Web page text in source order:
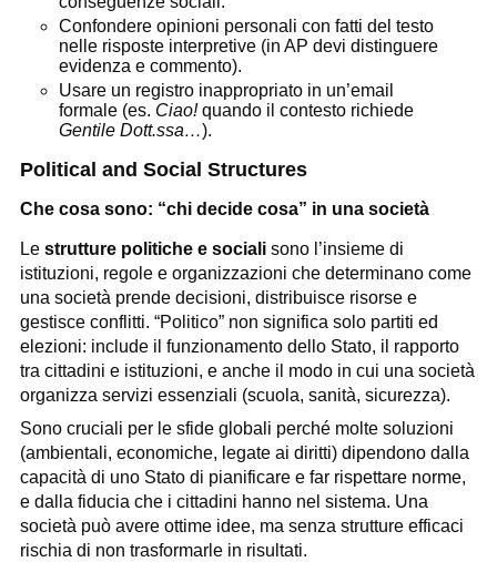
Confondere opinioni personali con fatti del testo
nelle risposte interpretive (in AP devi distinguere
evidenza e commento).
Usare un registro inappropriato in un’email
formale (es. Ciao!quando il contesto richiede
Gentile Dott.ssa…).
Political and Social Structures
Che cosa sono: “chi decide cosa” in una società
Le strutture politiche e socialisono l’insieme di
istituzioni, regole e organizzazioni che determinano come
una società prende decisioni, distribuisce risorse e
gestisce conflitti. “Politico” non significa solo partiti ed
elezioni: include il funzionamento dello Stato, il rapporto
tra cittadini e istituzioni, e anche il modo in cui una società
organizza servizi essenziali (scuola, sanità, sicurezza).
Sono cruciali per le sfide globali perché molte soluzioni
(ambientali, economiche, legate ai diritti) dipendono dalla
capacità di uno Stato di pianificare e far rispettare norme,
e dalla fiducia che i cittadini hanno nel sistema. Una
società può avere ottime idee, ma senza strutture efficaci
rischia di non trasformarle in risultati.